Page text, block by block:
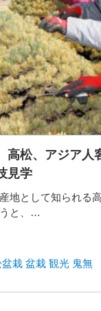
松、アジア人
見学
地として知られる
と、…
盆栽 盆栽 観光 鬼無